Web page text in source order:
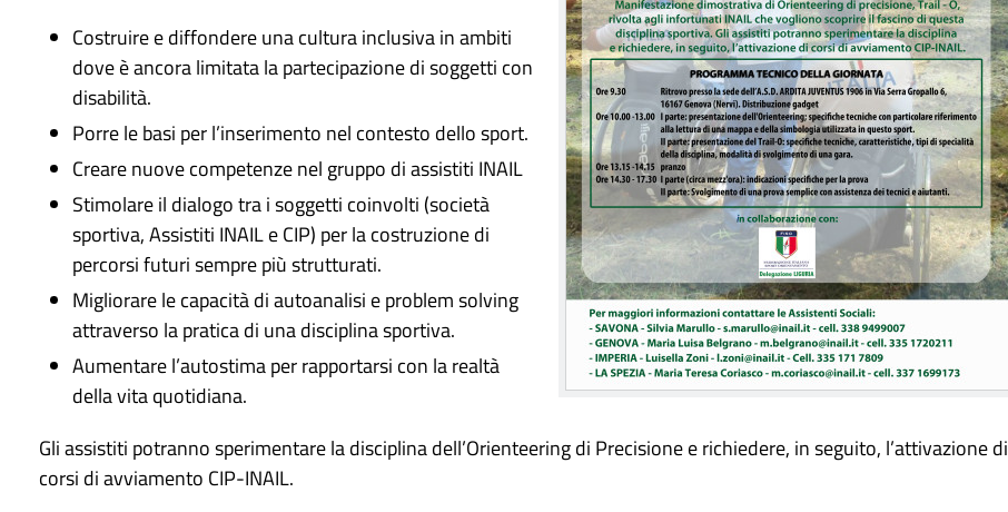
Costruire e diffondere una cultura inclusiva in ambiti
dove è ancora limitata la partecipazione di soggetti con
disabilità.
Porre le basi per l’inserimento nel contesto dello sport.
Creare nuove competenze nel gruppo di assistiti INAIL
Stimolare il dialogo tra i soggetti coinvolti (società
sportiva, Assistiti INAIL e CIP) per la costruzione di
percorsi futuri sempre più strutturati.
Migliorare le capacità di autoanalisi e problem solving
attraverso la pratica di una disciplina sportiva.
Aumentare l’autostima per rapportarsi con la realtà
della vita quotidiana.
Gli assistiti potranno sperimentare la disciplina dell’Orienteering di Precisione e richiedere, in seguito, l’attivazione di
corsi di avviamento CIP-INAIL.